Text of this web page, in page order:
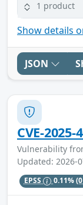
1 product
Show details
JSON
CVE-2025-
Vulnerability
Updated: 2026-
EPSS 0.11%